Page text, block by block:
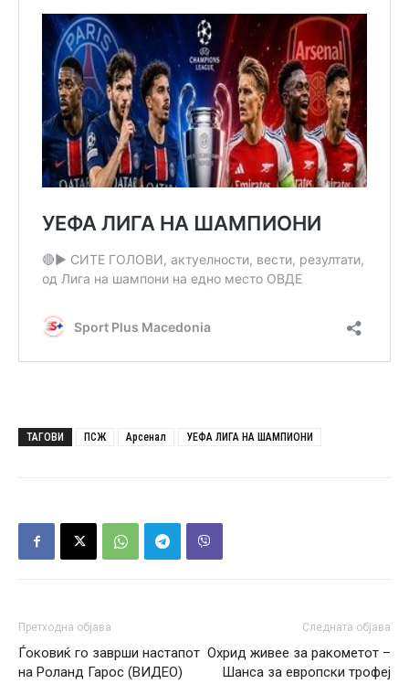
ТАГОВИ ПСЖ Арсенал УЕФА ЛИГА НА ШАМПИОНИ
Претходна објава
Ѓоковиќ го заврши настапот
на Роланд Гарос (ВИДЕО)
Следната објава
Охрид живее за ракометот –
Шанса за европски трофеј